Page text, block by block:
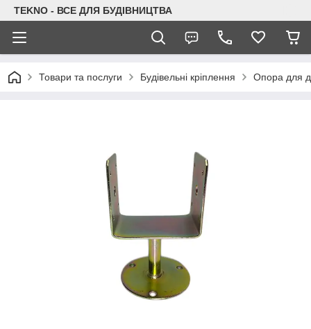
TEKNO - ВСЕ ДЛЯ БУДІВНИЦТВА
Товари та послуги Будівельні кріплення Опора для